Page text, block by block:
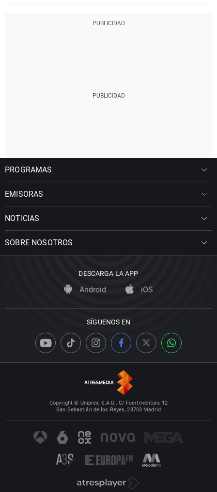
PROGRAMAS
EMISORAS
NOTICIAS
SOBRE NOSOTROS
DESCARGA LA APP
Android iOS
SÍGUENOS EN
Copyright © Uniprex, S.A.U., C/ Fuerteventura 12
San Sebastián de los Reyes, 28703 Madrid